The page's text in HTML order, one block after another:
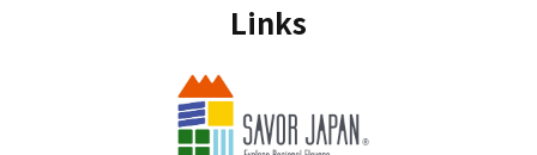
Links